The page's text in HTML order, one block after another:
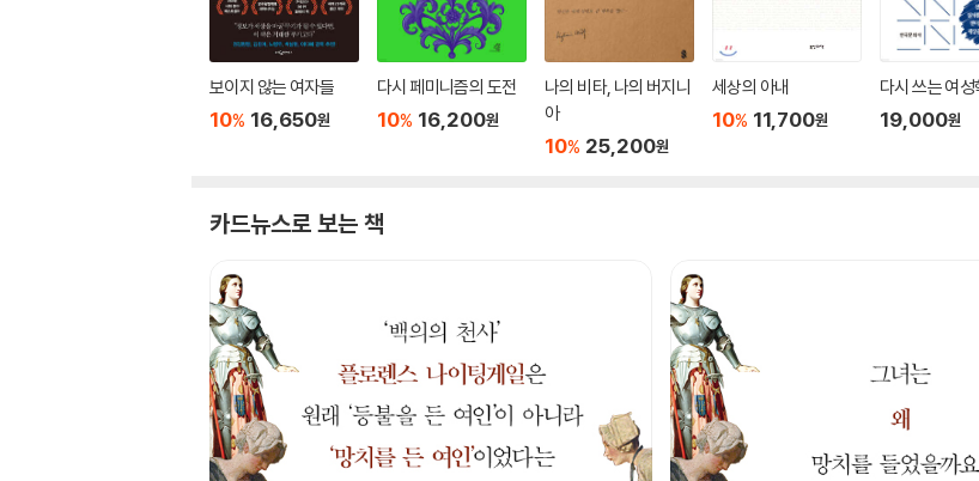
보이지 않는 여자들
10% 16,650원
다시 페미니즘의 도전
10% 16,200원
나의 비타, 나의 버지니
아
10% 25,200원
세상의 아내
10% 11,700원
다시 쓰는 여성
19,000원
카드뉴스로 보는 책